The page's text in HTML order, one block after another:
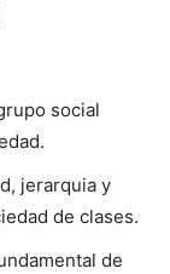
social
jerarquia y
de clases.
de